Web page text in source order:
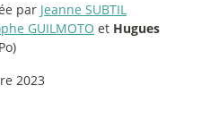
par Jeanne SUBTIL
GUILMOTO et Hugues
2023